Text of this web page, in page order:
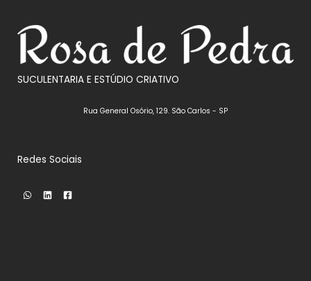
SUCULENTARIA E ESTÚDIO CRIATIVO
Rua General Osório, 129. São Carlos - SP
Redes Sociais